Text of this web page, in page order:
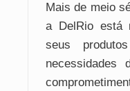
Mais de meio
a DelRio está
seus
necessidades